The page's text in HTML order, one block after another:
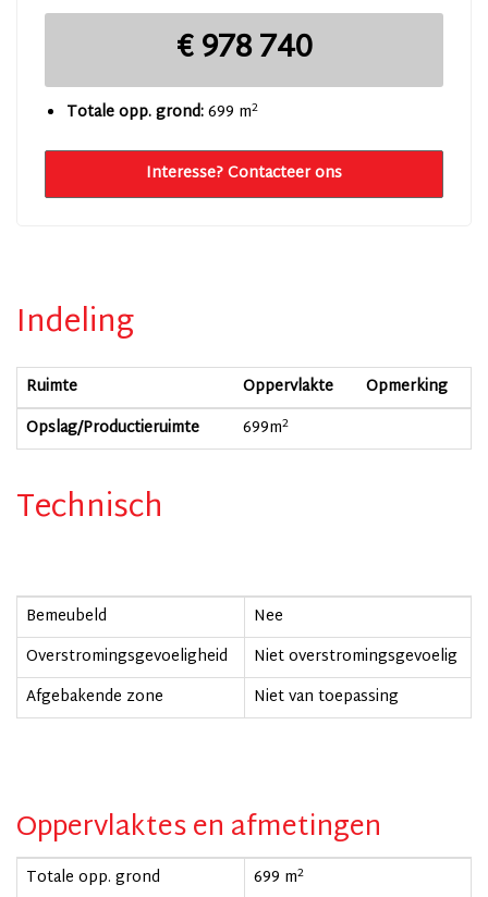
€ 978 740
Totale opp. grond:699 m2
Interesse? Contacteer ons
Indeling
Ruimte Oppervlakte
Opmerking
Opslag/Productieruimte
699m2
Technisch
Bemeubeld
Nee
Overstromingsgevoeligheid
Niet overstromingsgevoelig
Afgebakende zone
Niet van toepassing
Oppervlaktes en afmetingen
Totale opp. grond 699 m2